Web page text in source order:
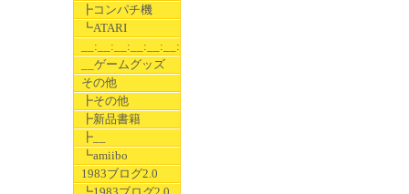
┣コンパチ機
┗ATARI
__:__:__:__:__:__:__
__ゲームグッズ
その他
┣その他
┣新品書籍
┣__
┗amiibo
1983ブログ2.0